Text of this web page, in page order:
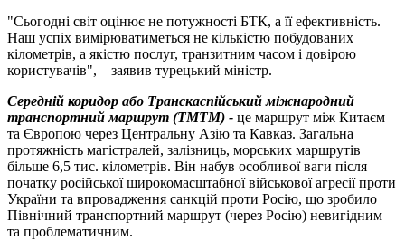
"Сьогодні світ оцінює не потужності БТК, а її ефективність.
Наш успіх вимірюватиметься не кількістю побудованих
кілометрів, а якістю послуг, транзитним часом і довірою
користувачів", – заявив турецький міністр.
Середній коридор або Транскаспійський міжнародний
транспортний маршрут (ТМТМ) - це маршрут між Китаєм
та Європою через Центральну Азію та Кавказ. Загальна
протяжність магістралей, залізниць, морських маршрутів
більше 6,5 тис. кілометрів. Він набув особливої ваги після
початку російської широкомасштабної військової агресії проти
України та впровадження санкцій проти Росію, що зробило
Північний транспортний маршрут (через Росію) невигідним
та проблематичним.